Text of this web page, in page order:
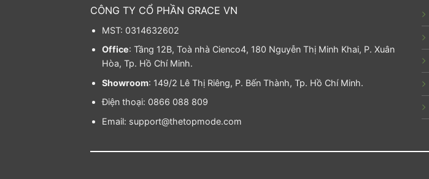
CÔNG TY CỔ PHẦN GRACE VN
MST: 0314632602
Office: Tầng 12B, Toà nhà Cienco4, 180 Nguyễn Thị Minh Khai, P. Xuân
Hòa, Tp. Hồ Chí Minh.
Showroom: 149/2 Lê Thị Riêng, P. Bến Thành, Tp. Hồ Chí Minh.
Điện thoại: 0866 088 809
Email: support@thetopmode.com